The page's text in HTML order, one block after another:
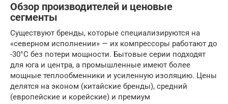
Обзор производителей и ценовые
сегменты
Существуют бренды, которые специализируются на
«северном исполнении» — их компрессоры работают до
-30°C без потери мощности. Бытовые серии подходят
для юга и центра, а промышленные имеют более
мощные теплообменники и усиленную изоляцию. Цены
делятся на эконом (китайские бренды), средний
(европейские и корейские) и премиум